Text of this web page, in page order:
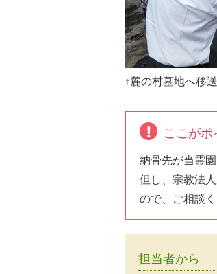
↑麓の村墓地へ移
ここがポ
納骨先が当霊
但し、宗教法
ので、ご相談く
担当者から